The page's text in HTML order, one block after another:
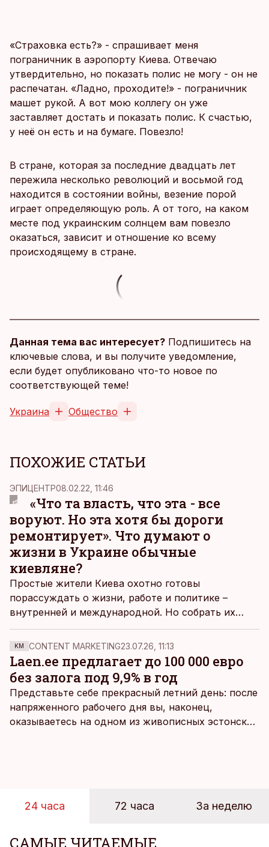
«Страховка есть?» - спрашивает меня
пограничник в аэропорту Киева. Отвечаю
утвердительно, но показать полис не могу - он не
распечатан. «Ладно, проходите!» - пограничник
машет рукой. А вот мою коллегу он уже
заставляет достать и показать полис. К счастью,
у неё он есть и на бумаге. Повезло!
В стране, которая за последние двадцать лет
пережила несколько революций и восьмой год
находится в состоянии войны, везение порой
играет определяющую роль. А от того, на каком
месте под украинским солнцем вам повезло
оказаться, зависит и отношение ко всему
происходящему в стране.
Данная тема вас интересует? Подпишитесь на
ключевые слова, и вы получите уведомление,
если будет опубликовано что-то новое по
соответствующей теме!
Украина Общество
ПОХОЖИЕ СТАТЬИ
ЭПИЦЕНТР08.02.22, 11:46
«Что та власть, что эта - все
воруют. Но эта хотя бы дороги
ремонтирует». Что думают о
жизни в Украине обычные
киевляне?
Простые жители Киева охотно готовы
порассуждать о жизни, работе и политике –
внутренней и международной. Но собрать их
мнения в усредненный «глас украинского народа»
не получится – и в самом деле, сколько людей,
столько и Украин. В этом убедились
корреспонденты ДВ и Äripäev, побывавшие в
украинской столице.
KM CONTENT MARKETING23.07.26, 11:13
Laen.ee предлагает до 100 000 евро
без залога под 9,9% в год
Представьте себе прекрасный летний день: после
напряженного рабочего дня вы, наконец,
оказываетесь на одном из живописных эстонских
24 часа 72 часа За неделю
САМЫЕ ЧИТАЕМЫЕ